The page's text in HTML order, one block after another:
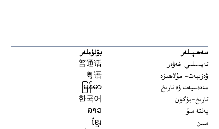
سەھىپىلەر
تەپسىلىي خەۋەر
ۋەزىيەت- مۇلاھىزە
مەدەنىيەت ۋە تارىخ
تارىخ-بۈگۈن
يەتتە سۇ
سىن
بۆلۈملەر
普通话
粤语
မြန်မာ
한국어
ລາວ
ខ្មែរ